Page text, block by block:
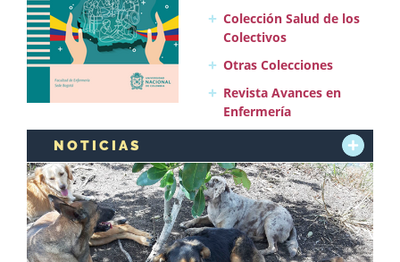
Colección Salud de los
Colectivos
Otras Colecciones
Revista Avances en
Enfermería
NOTICIAS
+